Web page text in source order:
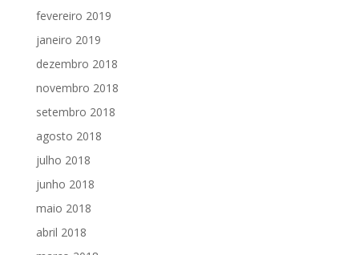
fevereiro 2019
janeiro 2019
dezembro 2018
novembro 2018
setembro 2018
agosto 2018
julho 2018
junho 2018
maio 2018
abril 2018